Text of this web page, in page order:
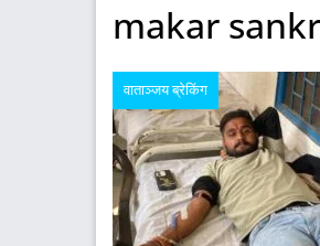
makar
वाताञ्जय ब्रेकिंग